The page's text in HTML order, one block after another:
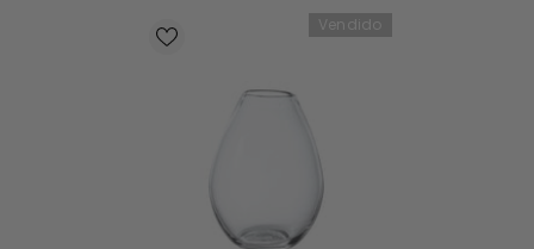
Vendido